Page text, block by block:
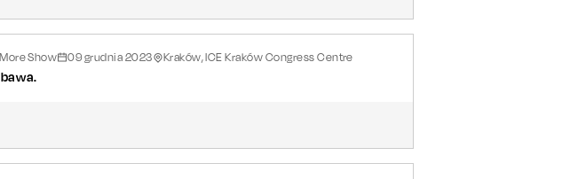
Show 09 grudnia 2023 Kraków, ICE Kraków Congress Centre